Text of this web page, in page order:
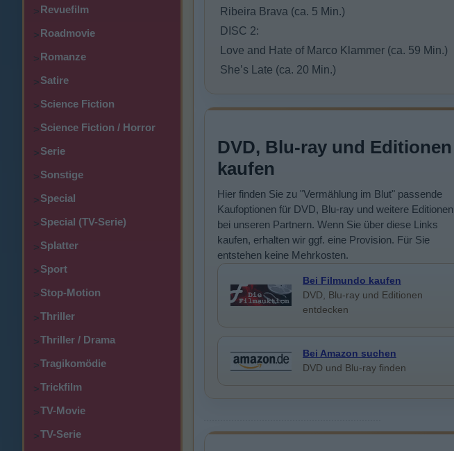
>Revuefilm
>Roadmovie
>Romanze
>Satire
>Science Fiction
>Science Fiction / Horror
>Serie
>Sonstige
>Special
>Special (TV-Serie)
>Splatter
>Sport
>Stop-Motion
>Thriller
>Thriller / Drama
>Tragikomödie
>Trickfilm
>TV-Movie
>TV-Serie
Ribeira Brava (ca. 5 Min.)
DISC 2:
Love and Hate of Marco Klammer (ca. 59 Min.)
She’s Late (ca. 20 Min.)
DVD, Blu-ray und Editionen
kaufen
Hier finden Sie zu "Vermählung im Blut" passende
Kaufoptionen für DVD, Blu-ray und weitere Editionen
bei unseren Partnern. Wenn Sie über diese Links
kaufen, erhalten wir ggf. eine Provision. Für Sie
entstehen keine Mehrkosten.
Bei Filmundo kaufen
DVD, Blu-ray und Editionen
entdecken
Bei Amazon suchen
DVD und Blu-ray finden